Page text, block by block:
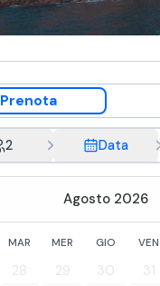
Prenota
2 Data
Agosto 2026
MAR MER GIO VEN
28 29 30 31